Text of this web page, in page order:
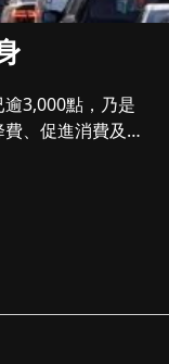
3,000點，乃是
、促進消費及支